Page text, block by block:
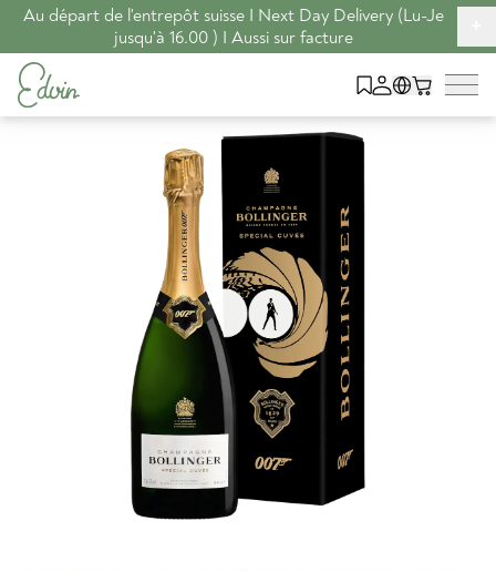
Au départ de l'entrepôt suisse I Next Day Delivery (Lu-Je
jusqu'à 16.00 ) I Aussi sur facture